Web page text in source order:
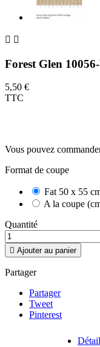
 
Forest Glen
5,50 €
TTC
Vous pouvez
Format de coupe
Fat 50 x 55
A la coupe
Quantité
 Ajouter au panier
Partager
Partager
Tweet
Pinterest